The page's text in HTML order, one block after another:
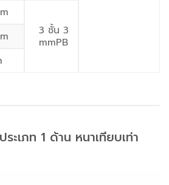
3 ชั้น 3
mmPB
ะเภท 1 ด้าน หนาเทียบเท่า